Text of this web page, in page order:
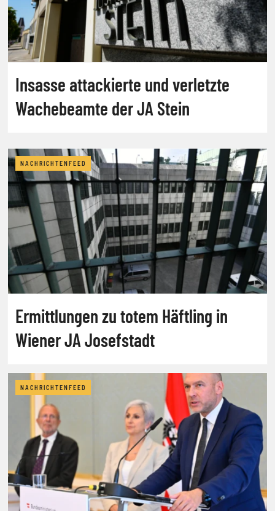
Insasse attackierte und verletzte
Wachebeamte der JA Stein
NACHRICHTENFEED
Ermittlungen zu totem Häftling in
Wiener JA Josefstadt
NACHRICHTENFEED